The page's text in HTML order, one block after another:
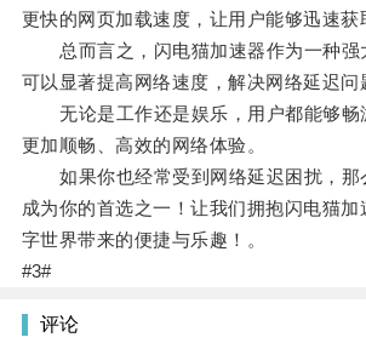
更快的网页加载速度，让用户能够迅速获
总而言之，闪电猫加速器作为一种强
可以显著提高网络速度，解决网络延迟问
无论是工作还是娱乐，用户都能够畅
更加顺畅、高效的网络体验。
如果你也经常受到网络延迟困扰，那
成为你的首选之一！让我们拥抱闪电猫加
字世界带来的便捷与乐趣！。
#3#
评论